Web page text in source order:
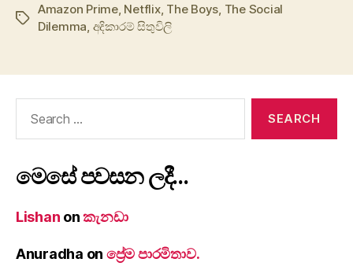
Tags
Amazon Prime, Netflix, The Boys The Social
Dilemma අදිකාරම් සිතුවිලි
මෙසේ පවසන ලදී…
Lishan onකැනඩා
Anuradha on ප්‍රේම පාරමිතාව.